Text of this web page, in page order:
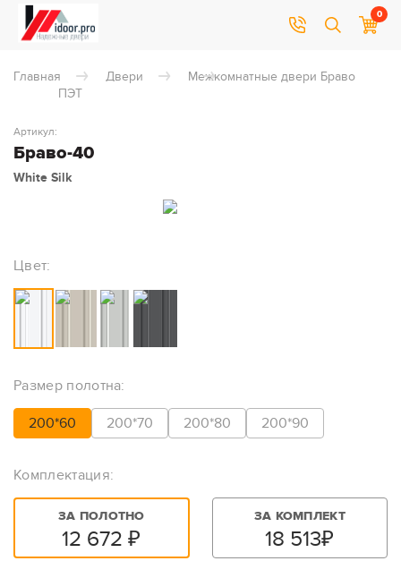
0
Главная Двери
Межкомнатные двери Браво
ПЭТ
Браво-40
Артикул:
White Silk
Цвет:
Размер полотна:
200*60 200*70 200*80 200*90
Комплектация:
ЗА ПОЛОТНО
12 672 ₽
ЗА КОМПЛЕКТ
18 513₽